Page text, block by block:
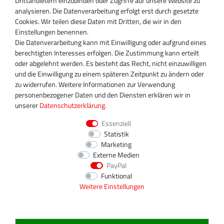
Miraustraße 27-29
D-13509 Berlin
+49 30 340 606 740
+49 30 340 606 740
+49 30 340 606 745
info@turboservice24.de
Aktuelle Öffnungszeiten
Mo-Fr: 08:00 Uhr - 18:00 Uhr
Sa: geschlossen
analysieren. Die Datenverarbeitung erfolgt erst durch gesetzte
Cookies. Wir teilen diese Daten mit Dritten, die wir in den
Einstellungen benennen.
Die Datenverarbeitung kann mit Einwilligung oder aufgrund eines
berechtigten Interesses erfolgen. Die Zustimmung kann erteilt
oder abgelehnt werden. Es besteht das Recht, nicht einzuwilligen
und die Einwilligung zu einem späteren Zeitpunkt zu ändern oder
zu widerrufen. Weitere Informationen zur Verwendung
personenbezogener Daten und den Diensten erklären wir in
unsererDaten­schutz­erklärung.
Essenziell
Statistik
Marketing
Externe Medien
PayPal
Funktional
Weitere Einstellungen